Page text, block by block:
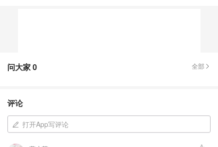
问大家0 全部
评论
打开App写评论